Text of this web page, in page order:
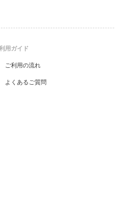
用ガイド
ご利用の流れ
よくあるご質問